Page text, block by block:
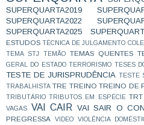
SUPERQUARTA2019
SUPERQUARTA2022
SUPERQUARTA2025
ESTUDOS TÉCNICA DE JULGAMENTO
TEMA STJ TEMÃO TEMAS QUENTES
GERAL DO ESTADO TERRORISMO TESES
TESTE DE JURISPRUDÊNCIA TESTE
TRABALHISTA TRE TREINO TREINO DE
TRIBUTÁRIO TRIBUTOS EM ESPÉCIE TRT
VAGAS
VAI CAIR VAI SAIR O
PREGRESSA
VIDEO VIOLÊNCIA